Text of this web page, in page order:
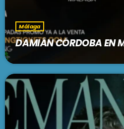
Málaga
DAMIÁN CÓRDOBA EN